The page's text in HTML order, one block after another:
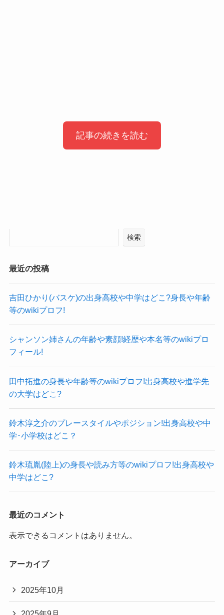
記事の続きを読む
可愛らしい笑顔が魅力的なアナウンサーです！
そんな原千晶アナの可愛い画像を見ていきましょ
う！
こちらはかき氷を前にする原千晶アナです。
めちゃくちゃ嬉しそうでいい笑顔ですね！
こちらは乃木坂46の一ノ瀬美空さんと並ぶ原千晶
アイドルと並んでこの可愛らしさはすごいです
ね！
爽やかな雰囲気でいいですね！
こちらはメガネを翔原千晶アナです。
愛らしいです！
原千晶アナは結婚してる？
せんでした。
原千晶アナはアナウンサーということで、
原千晶アナの出身大学は福岡大学理学部です！
表されていました。
参考：セント・フォース
原千晶アナは福岡県出身で、
大学も福岡の大学に通っていました。
ただ、原千晶アナは大学に入るのには相当苦労し
たようです！
父が開業医・母が歯科医師という医療一家に生ま
れた原千晶アナは
最初は医学部への進学を目指していました。
ず、
当時は国語が苦手だったようで、
センター試験に不利ということで、
全国の私立大学の医学部を受けていたようです。
最終的に6浪してしまった原千晶アナは
医学部と福岡大学理学部を受験します。
すると、福岡大学理学部へ合格を果たし、
です！
検索
最近の投稿
吉田ひかり(バスケ)の出身高校や中学はどこ?身長や年齢
等のwikiプロフ!
シャンソン姉さんの年齢や素顔!経歴や本名等のwikiプロ
フィール!
田中拓進の身長や年齢等のwikiプロフ!出身高校や進学先
の大学はどこ?
鈴木淳之介のプレースタイルやポジション!出身高校や中
学･小学校はどこ？
鈴木琉胤(陸上)の身長や読み方等のwikiプロフ!出身高校や
中学はどこ?
最近のコメント
表示できるコメントはありません。
アーカイブ
2025年10月